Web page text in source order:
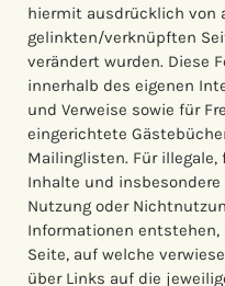
hiermit ausdrücklich von
gelinkten/verknüpften
verändert wurden. Diese
innerhalb des eigenen
und Verweise sowie für
eingerichtete
Mailinglisten. Für
Inhalte und
Nutzung oder
Informationen
Seite, auf welche
über Links auf die